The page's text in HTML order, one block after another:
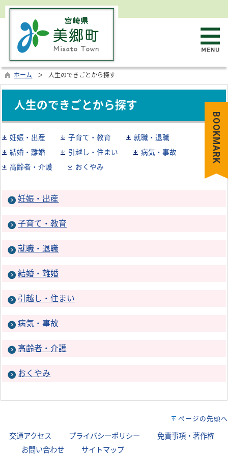
ホーム 人生のできごとから探す
人生のできごとから探す
妊娠・出産 子育て・教育
就職・退職
結婚・離婚
引越し・住まい
病気・事故
高齢者・介護
おくやみ
妊娠・出産
子育て・教育
就職・退職
結婚・離婚
引越し・住まい
病気・事故
高齢者・介護
おくやみ
ページの先頭へ
交通アクセス プライバシーポリシー
免責事項・著作権
お問い合わせ サイトマップ
BOOKMARK